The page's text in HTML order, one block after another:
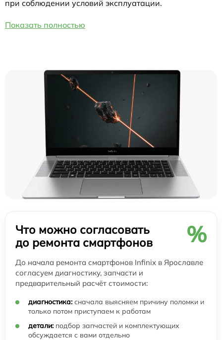
при соблюдении условий эксплуатации.
Показать полностью
Что можно согласовать
до ремонта смартфонов
%
До начала ремонта смартфонов Infinix в Ярославле
согласуем диагностику, запчасти и
предварительный расчёт стоимости:
диагностика: сначала выясняем причину поломки и
только потом приступаем к работам
детали: подбор запчастей и комплектующих
обсуждается с вами отдельно